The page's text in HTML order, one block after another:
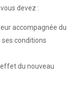
devez :
accompagnée du
conditions
du nouveau